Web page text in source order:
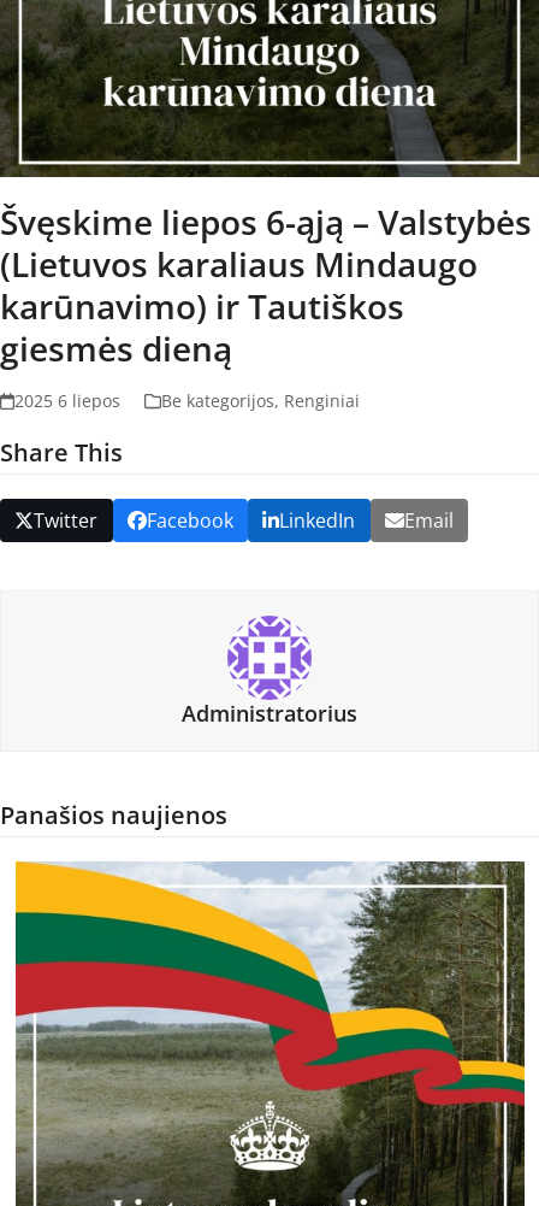
Švęskime liepos 6-ąją – Valstybės
(Lietuvos karaliaus Mindaugo
karūnavimo) ir Tautiškos
giesmės dieną
2025 6 liepos Be kategorijos, Renginiai
Share This
Twitter Facebook LinkedIn Email
Administratorius
Panašios naujienos